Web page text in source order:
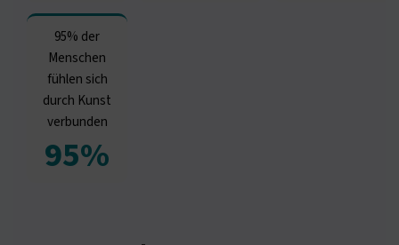
95% der
Menschen
fühlen sich
durch Kunst
verbunden
95%